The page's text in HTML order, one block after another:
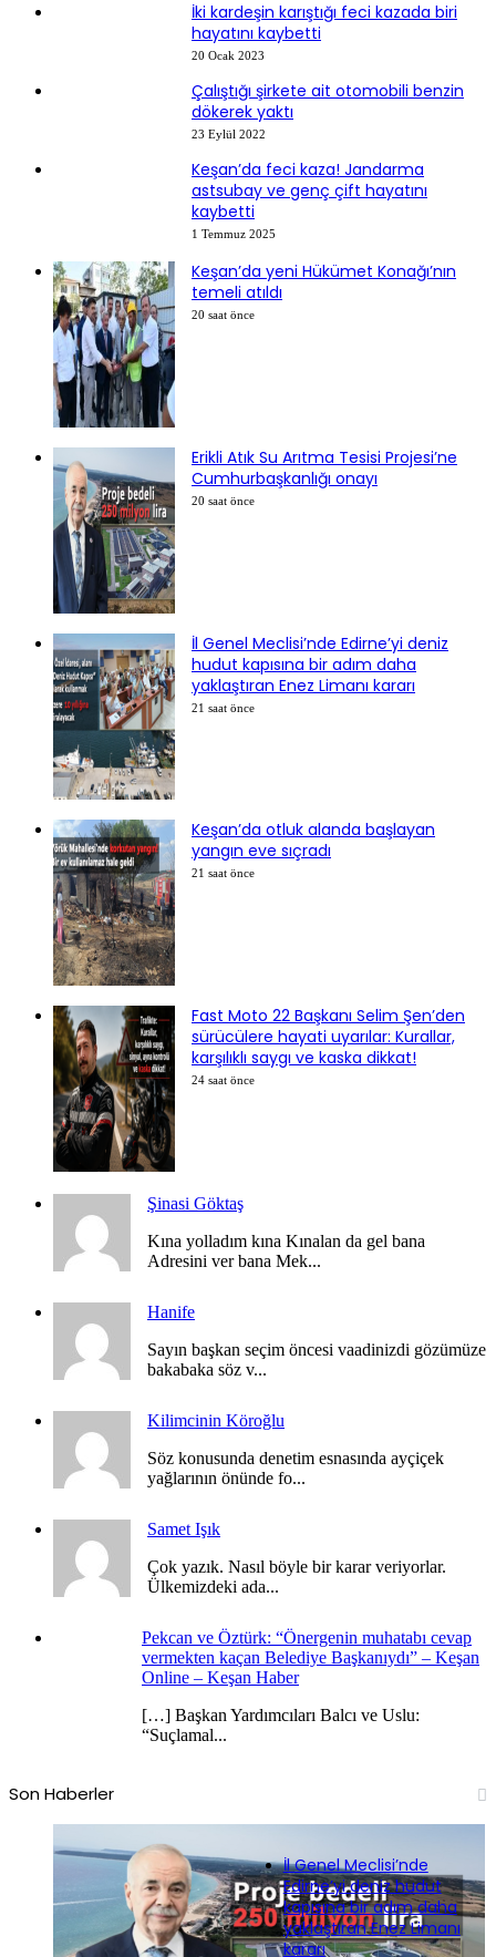
İki kardeşin karıştığı feci kazada biri
hayatını kaybetti
20 Ocak 2023
Çalıştığı şirkete ait otomobili benzin
dökerek yaktı
23 Eylül 2022
Keşan’da feci kaza! Jandarma
astsubay ve genç çift hayatını
kaybetti
1 Temmuz 2025
Keşan’da yeni Hükümet Konağı’nın
temeli atıldı
20 saat önce
Erikli Atık Su Arıtma Tesisi Projesi’ne
Cumhurbaşkanlığı onayı
20 saat önce
İl Genel Meclisi’nde Edirne’yi deniz
hudut kapısına bir adım daha
yaklaştıran Enez Limanı kararı
21 saat önce
Keşan’da otluk alanda başlayan
yangın eve sıçradı
21 saat önce
Fast Moto 22 Başkanı Selim Şen’den
sürücülere hayati uyarılar: Kurallar,
karşılıklı saygı ve kaska dikkat!
24 saat önce
Şinasi Göktaş
Kına yolladım kına Kınalan da gel bana
Adresini ver bana Mek...
Hanife
Sayın başkan seçim öncesi vaadinizdi gözümüze
bakabaka söz v...
Kilimcinin Köroğlu
Söz konusunda denetim esnasında ayçiçek
yağlarının önünde fo...
Samet Işık
Çok yazık. Nasıl böyle bir karar veriyorlar.
Ülkemizdeki ada...
Pekcan ve Öztürk: “Önergenin muhatabı cevap
vermekten kaçan Belediye Başkanıydı” – Keşan
Online – Keşan Haber
[…] Başkan Yardımcıları Balcı ve Uslu:
“Suçlamal...
Son Haberler
İl Genel Meclisi’nde
Edirne’yi deniz hudut
kapısına bir adım daha
yaklaştıran Enez Limanı
kararı